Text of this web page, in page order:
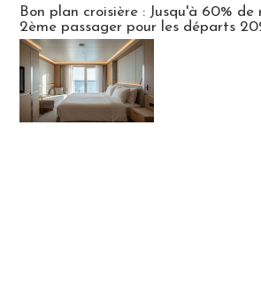
Bon plan croisière : Jusqu'à 60%
2ème passager pour les départs